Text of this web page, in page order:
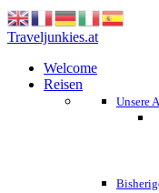
Traveljunkies.at
Welcome
Reisen
Unsere